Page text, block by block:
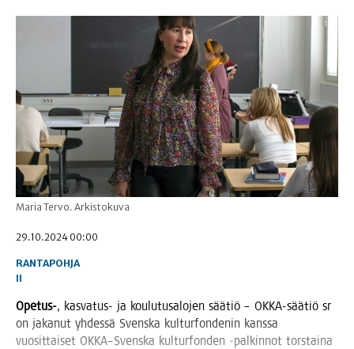
Maria Tervo. Arkistokuva
29.10.2024 00:00
RANTAPOHJA
II
Ope­tus-, kas­va­tus- ja kou­lu­tusa­lo­jen sää­tiö – OKKA-sää­tiö sr
on jaka­nut yhdes­sä Svens­ka kul­tur­fon­de­nin kans­sa
vuo­sit­tai­set OKKA–Svenska kul­tur­fon­den ‑pal­kin­not tors­tai­na